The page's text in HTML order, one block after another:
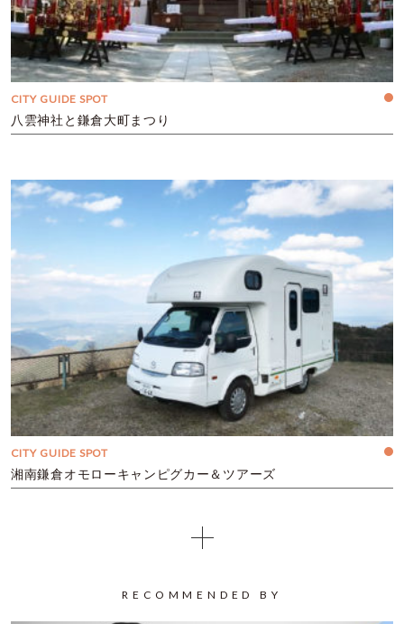
CITY GUIDE SPOT
八雲神社と鎌倉大町まつり
CITY GUIDE SPOT
湘南鎌倉オモローキャンピグカー＆ツアーズ
RECOMMENDED BY